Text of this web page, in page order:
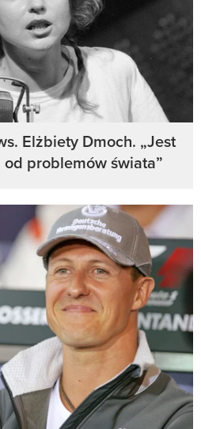
Elżbiety Dmoch. „Jest
problemów świata”